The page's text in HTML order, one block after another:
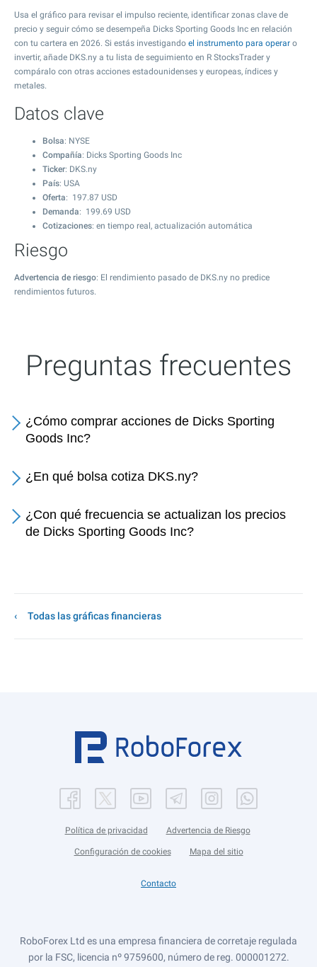
Usa el gráfico para revisar el impulso reciente, identificar zonas clave de
precio y seguir cómo se desempeña Dicks Sporting Goods Inc en relación
con tu cartera en 2026. Si estás investigando el instrumento para operar o
invertir, añade DKS.ny a tu lista de seguimiento en R StocksTrader y
compáralo con otras acciones estadounidenses y europeas, índices y
metales.
Datos clave
Bolsa: NYSE
Compañía: Dicks Sporting Goods Inc
Ticker: DKS.ny
País: USA
Oferta: 197.87 USD
Demanda: 199.69 USD
Cotizaciones: en tiempo real, actualización automática
Riesgo
Advertencia de riesgo: El rendimiento pasado de DKS.ny no predice
rendimientos futuros.
Preguntas frecuentes
¿Cómo comprar acciones de Dicks Sporting
Goods Inc?
¿En qué bolsa cotiza DKS.ny?
¿Con qué frecuencia se actualizan los precios
de Dicks Sporting Goods Inc?
Todas las gráficas financieras
Política de privacidad Advertencia de Riesgo
Configuración de cookies Mapa del sitio
Contacto
RoboForex Ltd es una empresa financiera de corretaje regulada
por la FSC, licencia nº 9759600, número de reg. 000001272.